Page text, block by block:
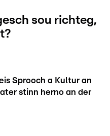
sou richteg,
Sprooch a Kultur an
stinn herno an der